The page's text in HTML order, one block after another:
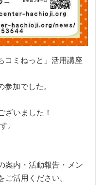
コ ミ ねっ と 」 活用講座
参加でした 。
ざい ま した ！
す。
案内 ・ 活動報告 ・ メ ン
ご活用 く ださ い。